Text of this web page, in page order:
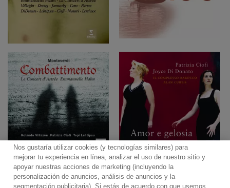
Nos gustaría utilizar cookies (y tecnologías similares) para
mejorar tu experiencia en línea, analizar el uso de nuestro sitio y
apoyar nuestras acciones de marketing (incluyendo la
personalización de anuncios, análisis de anuncios y la
segmentación publicitaria). Si estás de acuerdo con que usemos